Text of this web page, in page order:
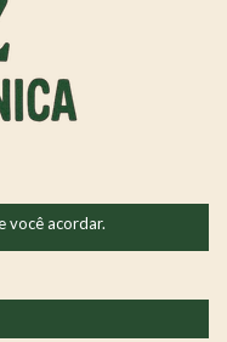
você acordar.